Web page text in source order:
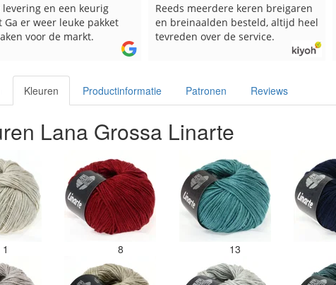
levering en een keurig
Ga er weer leuke pakket
voor de markt.
Reeds meerdere keren breigaren
en breinaalden besteld, altijd heel
tevreden over de service.
Kleuren Productinformatie Patronen Reviews
Lana Grossa Linarte
1 8 13